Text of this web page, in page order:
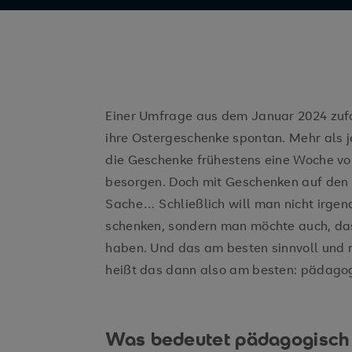
Einer Umfrage aus dem Januar 2024
ihre Ostergeschenke spontan. Mehr
die Geschenke frühestens eine Woche
besorgen. Doch mit Geschenken auf
Sache… Schließlich will man nicht
schenken, sondern man möchte auch,
haben. Und das am besten sinnvoll
heißt das dann also am besten:
Was bedeutet